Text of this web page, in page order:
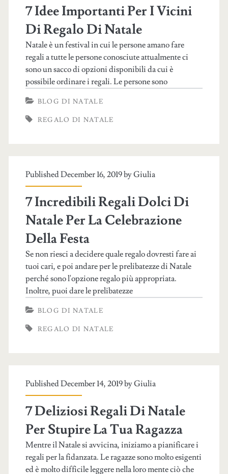
7 Idee Importanti Per I Vicini
Di Regalo Di Natale
Natale è un festival in cui le persone amano fare
regali a tutte le persone conosciute attualmente ci
sono un sacco di opzioni disponibili da cui è
possibile ordinare i regali. Le persone sono
BLOG DI NATALE
REGALO DI NATALE
Published December 16, 2019 byGiulia
7 Incredibili Regali Dolci Di
Natale Per La Celebrazione
Della Festa
Se non riesci a decidere quale regalo dovresti fare ai
tuoi cari, e poi andare per le prelibatezze di Natale
perché sono l'opzione regalo più appropriata.
Inoltre, puoi dare le prelibatezze
BLOG DI NATALE
REGALO DI NATALE
Published December 14, 2019 byGiulia
7 Deliziosi Regali Di Natale
Per Stupire La Tua Ragazza
Mentre il Natale si avvicina, iniziamo a pianificare i
regali per la fidanzata. Le ragazze sono molto esigenti
ed è molto difficile leggere nella loro mente ciò che